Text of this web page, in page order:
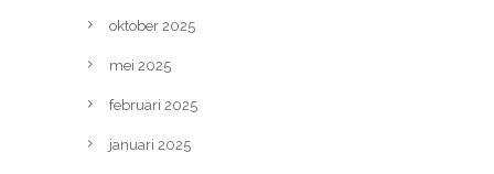
oktober 2025
mei 2025
februari 2025
januari 2025